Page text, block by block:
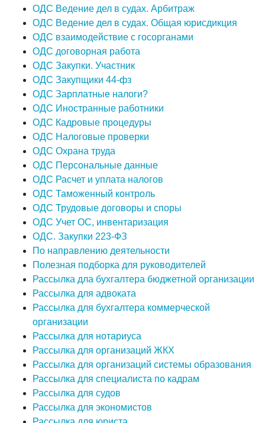
ОДС Ведение дел в судах. Арбитраж
ОДС Ведение дел в судах. Общая юрисдикция
ОДС взаимодействие с госорганами
ОДС договорная работа
ОДС Закупки. Участник
ОДС Закупщики 44-фз
ОДС Зарплатные налоги?
ОДС Иностранные работники
ОДС Кадровые процедуры
ОДС Налоговые проверки
ОДС Охрана труда
ОДС Персональные данные
ОДС Расчет и уплата налогов
ОДС Таможенный контроль
ОДС Трудовые договоры и споры
ОДС Учет ОС, инвентаризация
ОДС. Закупки 223-ФЗ
По направлению деятельности
Полезная подборка для руководителей
Рассылка дла бухгалтера бюджетной организации
Рассылка для адвоката
Рассылка для бухгалтера коммерческой
организации
Рассылка для нотариуса
Рассылка для организаций ЖКХ
Рассылка для организаций системы образования
Рассылка для специалиста по кадрам
Рассылка для судов
Рассылка для экономистов